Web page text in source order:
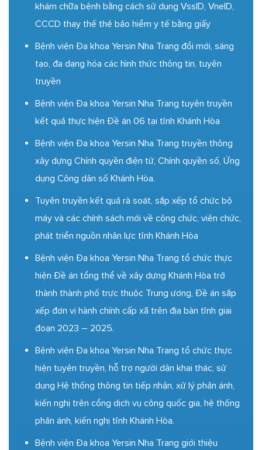
khám chữa bệnh bằng cách sử dụng VssID, VneID,
CCCD thay thế thẻ bảo hiểm y tế bằng giấy
Bệnh viện Đa khoa Yersin Nha Trang đổi mới, sáng
tạo, đa dạng hóa các hình thức thông tin, tuyên
truyền
Bệnh viện Đa khoa Yersin Nha Trang tuyên truyền
kết quả thực hiện Đề án 06 tại tỉnh Khánh Hòa
Bệnh viện Đa khoa Yersin Nha Trang truyền thông
xây dựng Chính quyền điện tử, Chính quyền số, Ứng
dụng Công dân số Khánh Hòa.
Tuyên truyền kết quả rà soát, sắp xếp tổ chức bộ
máy và các chính sách mới về công chức, viên chức,
phát triển nguồn nhân lực tỉnh Khánh Hòa
Bệnh viện Đa khoa Yersin Nha Trang tổ chức thực
hiện Đề án tổng thể về xây dựng Khánh Hòa trở
thành thành phố trực thuộc Trung ương, Đề án sắp
xếp đơn vị hành chính cấp xã trên địa bàn tỉnh giai
đoạn 2023 – 2025.
Bệnh viện Đa khoa Yersin Nha Trang tổ chức thực
hiện tuyên truyền, hỗ trợ người dân khai thác, sử
dụng Hệ thống thông tin tiếp nhận, xử lý phản ánh,
kiến nghị trên cổng dịch vụ công quốc gia, hệ thống
phản ánh, kiến nghị tỉnh Khánh Hòa.
Bệnh viện Đa khoa Yersin Nha Trang giới thiệu